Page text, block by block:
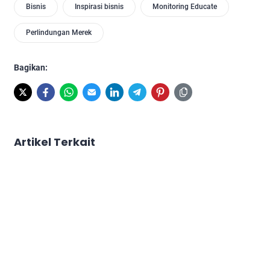
Bisnis Inspirasi bisnis Monitoring Educate
Perlindungan Merek
Bagikan:
Artikel Terkait